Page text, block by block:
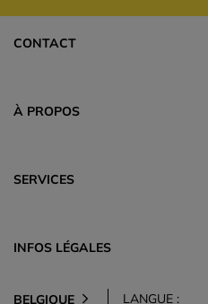
CONTACT
À PROPOS
SERVICES
INFOS LÉGALES
BELGIQUE LANGUE :